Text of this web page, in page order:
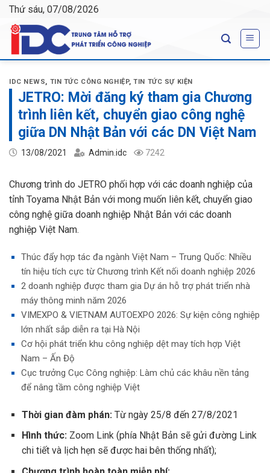
Skip
content
Thứ sáu, 07/08/2026
IDC NEWS, TIN TỨC CÔNG NGHIỆP,TIN TỨC SỰ KIỆN
JETRO: Mời đăng ký tham gia Chương
trình liên kết, chuyển giao công nghệ
giữa DN Nhật Bản với các DN Việt Nam
13/08/2021 Admin.idc 7242
Chương trình do JETRO phối hợp với các doanh nghiệp của
tỉnh Toyama Nhật Bản với mong muốn liên kết, chuyển giao
công nghệ giữa doanh nghiệp Nhật Bản với các doanh
nghiệp Việt Nam.
Thúc đẩy hợp tác đa ngành Việt Nam – Trung Quốc: Nhiều
tín hiệu tích cực từ Chương trình Kết nối doanh nghiệp 2026
2 doanh nghiệp được tham gia Dự án hỗ trợ phát triển nhà
máy thông minh năm 2026
VIMEXPO & VIETNAM AUTOEXPO 2026: Sự kiện công nghiệp
lớn nhất sắp diễn ra tại Hà Nội
Cơ hội phát triển khu công nghiệp dệt may tích hợp Việt
Nam – Ấn Độ
Cục trưởng Cục Công nghiệp: Làm chủ các khâu nền tảng
để nâng tầm công nghiệp Việt
Thời gian đàm phán: Từ ngày 25/8 đến 27/8/2021
Hình thức:Zoom Link (phía Nhật Bản sẽ gửi đường Link
chi tiết và lịch hẹn sẽ được hai bên thống nhất);